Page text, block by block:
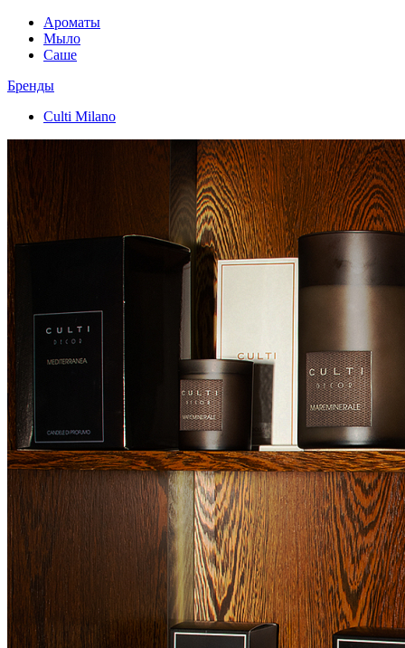
Ароматы
Мыло
Саше
Бренды
Culti Milano